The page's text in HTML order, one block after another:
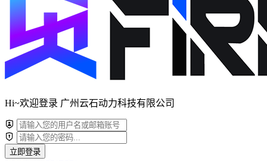
Hi~欢迎登录 广州云石动力科技有限公司
立即登录